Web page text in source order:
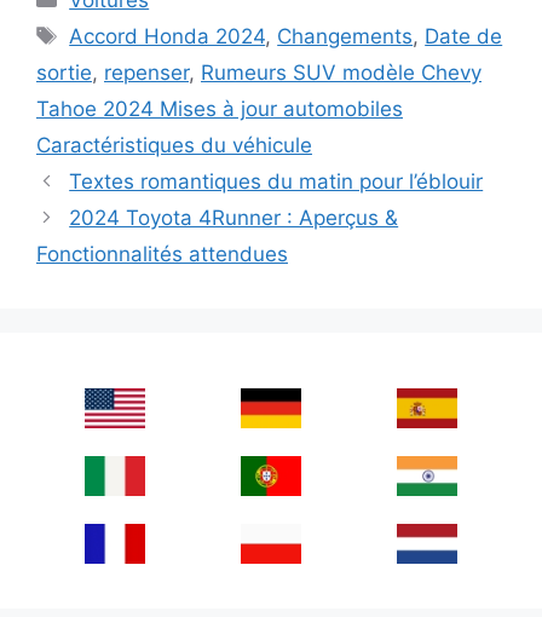
Tags
Accord Honda 2024, Changements, Date de
sortie, repenser, Rumeurs SUV modèle Chevy
Tahoe 2024 Mises à jour automobiles
Caractéristiques du véhicule
Textes romantiques du matin pour l’éblouir
2024 Toyota 4Runner : Aperçus &
Fonctionnalités attendues